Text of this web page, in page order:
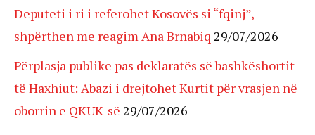
Deputeti i ri i referohet Kosovës si “fqinj”,
shpërthen me reagim Ana Brnabiq 29/07/2026
Përplasja publike pas deklaratës së bashkëshortit
të Haxhiut: Abazi i drejtohet Kurtit për vrasjen në
oborrin e QKUK-së 29/07/2026